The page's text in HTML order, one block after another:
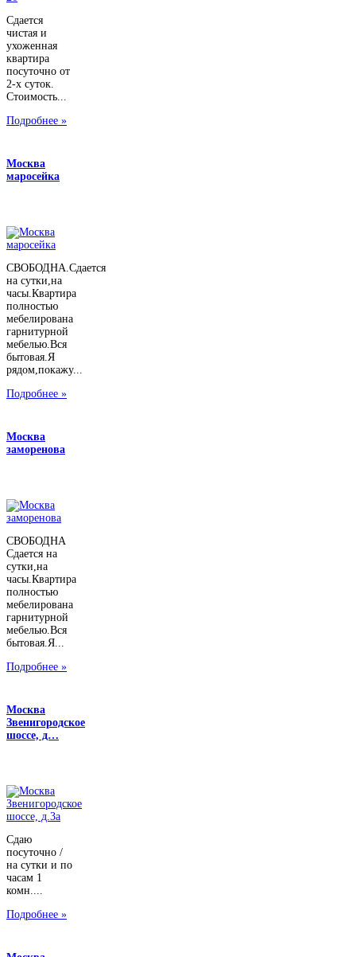
Сдается
чистая и
ухоженная
квартира
посуточно от
2-х суток.
Стоимость...
Подробнее »
Москва
маросейка
СВОБОДНА.Сдается
на сутки,на
часы.Квартира
полностью
мебелирована
гарнитурной
мебелью.Вся
бытовая.Я
рядом,покажу...
Подробнее »
Москва
заморенова
СВОБОДНА
Сдается на
сутки,на
часы.Квартира
полностью
мебелирована
гарнитурной
мебелью.Вся
бытовая.Я...
Подробнее »
Москва
Звенигородское
шоссе, д…
Сдаю
посуточно /
на сутки и по
часам 1
комн....
Подробнее »